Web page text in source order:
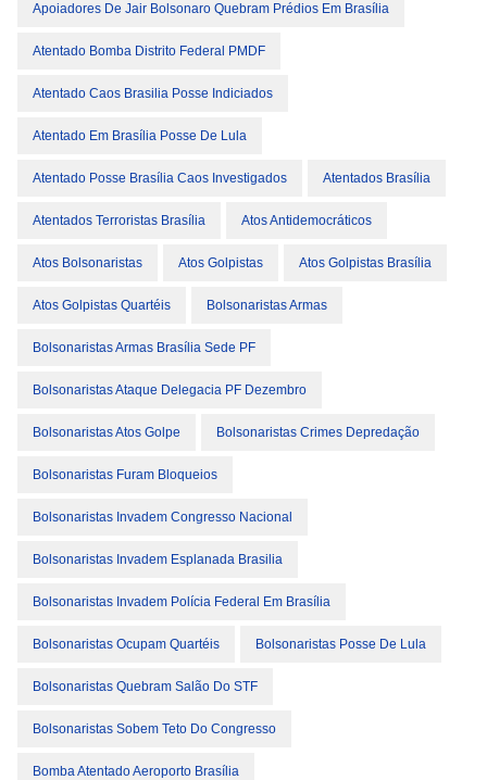
Apoiadores De Jair Bolsonaro Quebram Prédios Em Brasília
Atentado Bomba Distrito Federal PMDF
Atentado Caos Brasilia Posse Indiciados
Atentado Em Brasília Posse De Lula
Atentado Posse Brasília Caos Investigados Atentados Brasília
Atentados Terroristas Brasília Atos Antidemocráticos
Atos Bolsonaristas Atos Golpistas Atos Golpistas Brasília
Atos Golpistas Quartéis Bolsonaristas Armas
Bolsonaristas Armas Brasília Sede PF
Bolsonaristas Ataque Delegacia PF Dezembro
Bolsonaristas Atos Golpe Bolsonaristas Crimes Depredação
Bolsonaristas Furam Bloqueios
Bolsonaristas Invadem Congresso Nacional
Bolsonaristas Invadem Esplanada Brasilia
Bolsonaristas Invadem Polícia Federal Em Brasília
Bolsonaristas Ocupam Quartéis Bolsonaristas Posse De Lula
Bolsonaristas Quebram Salão Do STF
Bolsonaristas Sobem Teto Do Congresso
Bomba Atentado Aeroporto Brasília